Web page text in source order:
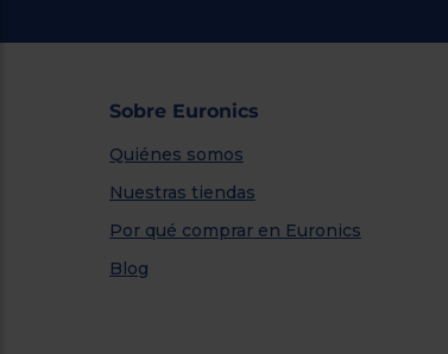
Sobre Euronics
Quiénes somos
Nuestras tiendas
Por qué comprar en Euronics
Blog